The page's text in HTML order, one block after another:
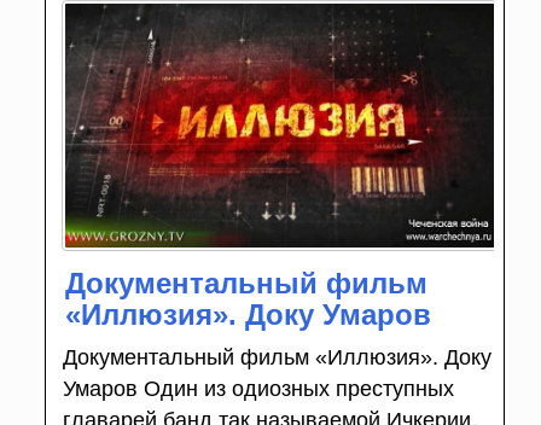
Документальный фильм
«Иллюзия». Доку Умаров
Документальный фильм «Иллюзия». Доку
Умаров Один из одиозных преступных
главарей банд так называемой Ичкерии.